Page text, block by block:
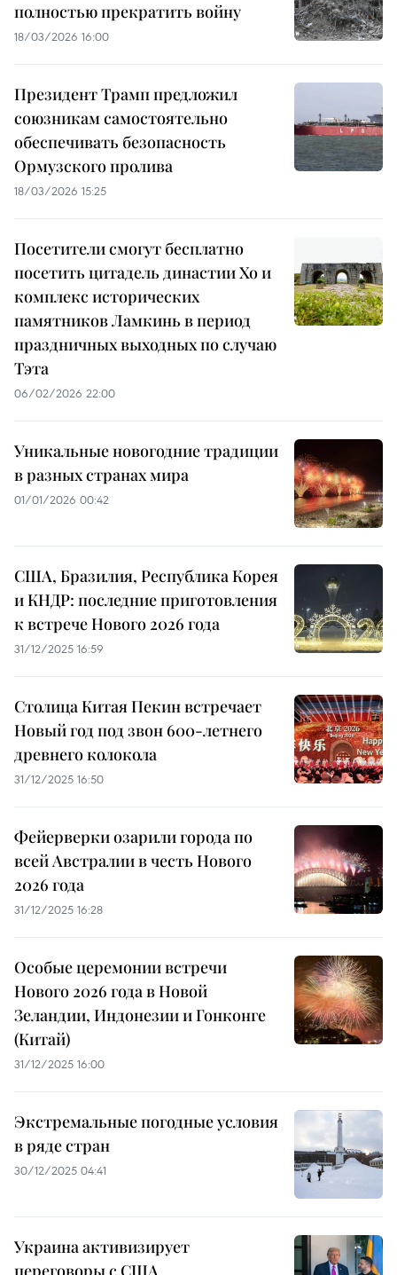
полностью прекратить войну
18/03/2026 16:00
Президент Трамп предложил
союзникам самостоятельно
обеспечивать безопасность
Ормузского пролива
18/03/2026 15:25
Посетители смогут бесплатно
посетить цитадель династии Хо и
комплекс исторических
памятников Ламкинь в период
праздничных выходных по случаю
Тэта
06/02/2026 22:00
Уникальные новогодние традиции
в разных странах мира
01/01/2026 00:42
США, Бразилия, Республика Корея
и КНДР: последние приготовления
к встрече Нового 2026 года
31/12/2025 16:59
Столица Китая Пекин встречает
Новый год под звон 600-летнего
древнего колокола
31/12/2025 16:50
Фейерверки озарили города по
всей Австралии в честь Нового
2026 года
31/12/2025 16:28
Особые церемонии встречи
Нового 2026 года в Новой
Зеландии, Индонезии и Гонконге
(Китай)
31/12/2025 16:00
Экстремальные погодные условия
в ряде стран
30/12/2025 04:41
Украина активизирует
переговоры с США